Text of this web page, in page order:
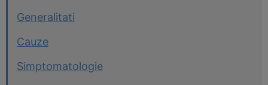
Generalitati
Cauze
Simptomatologie